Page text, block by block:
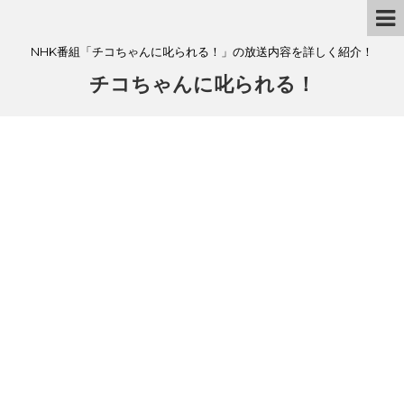
NHK番組「チコちゃんに叱られる！」の放送内容を詳しく紹介！
チコちゃんに叱られる！